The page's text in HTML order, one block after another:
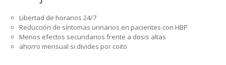
Libertad de horarios 24/7
Reducción de síntomas urinarios en pacientes con HBP
Menos efectos secundarios frente a dosis altas
ahorro mensual si divides por coito